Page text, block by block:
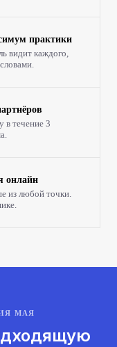
практики
видит каждого,
в течение 3
онлайн
из любой точки.
МАЯ